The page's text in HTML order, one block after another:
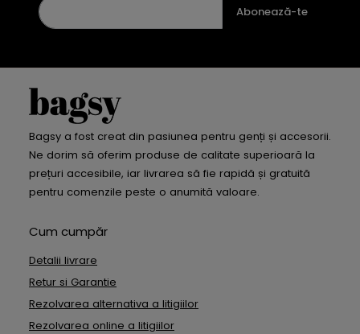
Abonează-te
Bagsy a fost creat din pasiunea pentru genți și accesorii.
Ne dorim să oferim produse de calitate superioară la
prețuri accesibile, iar livrarea să fie rapidă și gratuită
pentru comenzile peste o anumită valoare.
Cum cumpăr
Detalii livrare
Retur si Garantie
Rezolvarea alternativa a litigiilor
Rezolvarea online a litigiilor